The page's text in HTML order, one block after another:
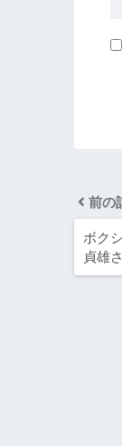
前の
ボク
貞雄